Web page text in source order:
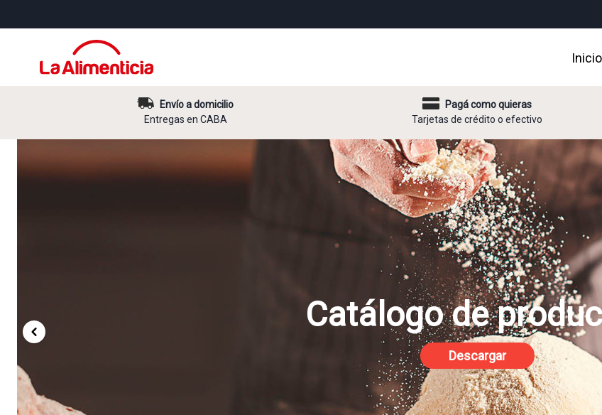
Inicio
Envío a domicilio
Entregas en CABA
Pagá como quieras
Tarjetas de crédito o efectivo
Catálogo de
Descargar